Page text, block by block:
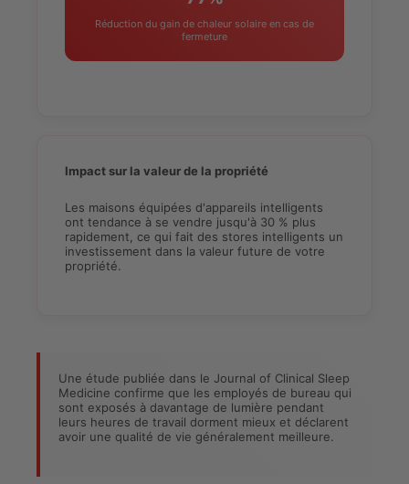
Réduction du gain de chaleur solaire en cas de
fermeture
Impact sur la valeur de la propriété
Les maisons équipées d'appareils intelligents
ont tendance à se vendre jusqu'à 30 % plus
rapidement, ce qui fait des stores intelligents un
investissement dans la valeur future de votre
propriété.
Une étude publiée dans le Journal of Clinical Sleep
Medicine confirme que les employés de bureau qui
sont exposés à davantage de lumière pendant
leurs heures de travail dorment mieux et déclarent
avoir une qualité de vie généralement meilleure.